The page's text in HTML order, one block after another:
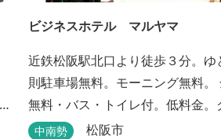
ビジネスホテル マルヤマ
近鉄松阪駅北口より徒歩３分。
則駐車場無料。モーニング無料
無料・バス・トイレ付。低料金。
PayPay支払い可。
中南勢 松阪市